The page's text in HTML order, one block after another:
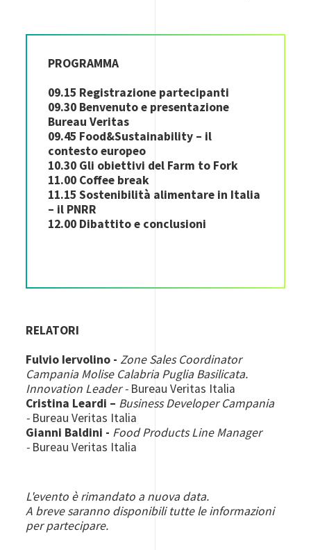
PROGRAMMA
09.15 Registrazione partecipanti
09.30 Benvenuto e presentazione
Bureau Veritas
09.45 Food&Sustainability – il
contesto europeo
10.30 Gli obiettivi del Farm to Fork
11.00 Coffee break
11.15 Sostenibilità alimentare in Italia
– il PNRR
12.00 Dibattito e conclusioni
RELATORI
Fulvio Iervolino - Zone Sales Coordinator
Campania Molise Calabria Puglia Basilicata.
Innovation Leader - Bureau Veritas Italia
Cristina Leardi – Business Developer Campania
- Bureau Veritas Italia
Gianni Baldini - Food Products Line Manager
- Bureau Veritas Italia
L'evento è rimandato a nuova data.
A breve saranno disponibili tutte le informazioni
per partecipare.